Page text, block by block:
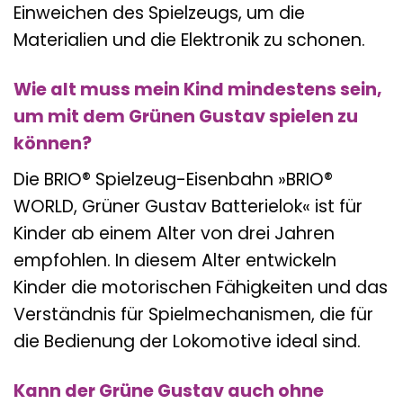
Einweichen des Spielzeugs, um die
Materialien und die Elektronik zu schonen.
Wie alt muss mein Kind mindestens sein,
um mit dem Grünen Gustav spielen zu
können?
Die BRIO® Spielzeug-Eisenbahn »BRIO®
WORLD, Grüner Gustav Batterielok« ist für
Kinder ab einem Alter von drei Jahren
empfohlen. In diesem Alter entwickeln
Kinder die motorischen Fähigkeiten und das
Verständnis für Spielmechanismen, die für
die Bedienung der Lokomotive ideal sind.
Kann der Grüne Gustav auch ohne